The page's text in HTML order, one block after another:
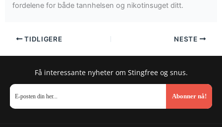
fordelene for både tannhelsen og nikotinsuget ditt.
TIDLIGERE NESTE
Få interessante nyheter om Stingfree og snus.
Abonner nå!